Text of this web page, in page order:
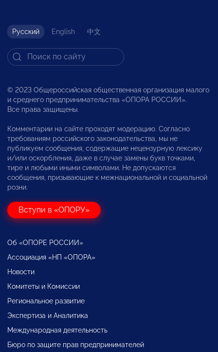
Русский English 中文
© 2023 Общероссийская общественная организация малого
и среднего предпринимательства «ОПОРА РОССИИ».
Все права защищены.
Комментарии на сайте проходят модерацию. Согласно
требованиям российского законодательства, мы не
публикуем сообщения, содержащие нецензурную лексику
и/или оскорбления, даже в случае замены букв точками,
тире и любыми иными символами. Не допускаются
сообщения, призывающие к межнациональной и социальной
розни.
Вступи в «ОПОРУ»
Об «ОПОРЕ РОССИИ»
Ассоциация «НП «ОПОРА»
Новости
Комитеты и Комиссии
Региональное развитие
Экспертиза и Аналитика
Международная деятельность
Бюро по защите прав предпринимателей